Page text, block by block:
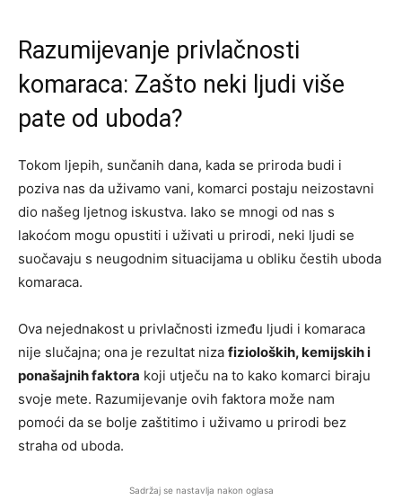
Razumijevanje privlačnosti
komaraca: Zašto neki ljudi više
pate od uboda?
Tokom ljepih, sunčanih dana, kada se priroda budi i
poziva nas da uživamo vani, komarci postaju neizostavni
dio našeg ljetnog iskustva. Iako se mnogi od nas s
lakoćom mogu opustiti i uživati u prirodi, neki ljudi se
suočavaju s neugodnim situacijama u obliku čestih uboda
komaraca.
Ova nejednakost u privlačnosti između ljudi i komaraca
nije slučajna; ona je rezultat niza fizioloških, kemijskih i
ponašajnih faktora koji utječu na to kako komarci biraju
svoje mete. Razumijevanje ovih faktora može nam
pomoći da se bolje zaštitimo i uživamo u prirodi bez
straha od uboda.
Sadržaj se nastavlja nakon oglasa